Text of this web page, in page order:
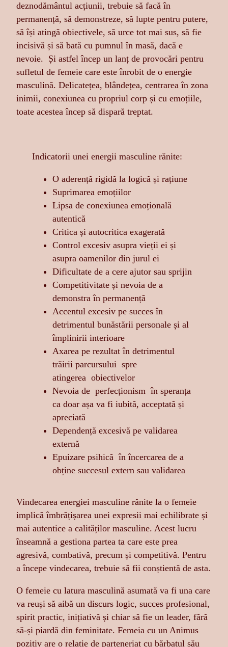
deznodământul acțiunii, trebuie să facă în
permanență, să demonstreze, să lupte pentru putere,
să își atingă obiectivele, să urce tot mai sus, să fie
incisivă și să bată cu pumnul în masă, dacă e
nevoie. Și astfel încep un lanț de provocări pentru
sufletul de femeie care este înrobit de o energie
masculină. Delicatețea, blândețea, centrarea în zona
inimii, conexiunea cu propriul corp și cu emoțiile,
toate acestea încep să dispară treptat.
Indicatorii unei energii masculine rănite:
O aderență rigidă la logică și rațiune
Suprimarea emoțiilor
Lipsa de conexiunea emoțională
autentică
Critica și autocritica exagerată
Control excesiv asupra vieții ei și
asupra oamenilor din jurul ei
Dificultate de a cere ajutor sau sprijin
Competitivitate și nevoia de a
demonstra în permanență
Accentul excesiv pe succes în
detrimentul bunăstării personale și al
împlinirii interioare
Axarea pe rezultat în detrimentul
trăirii parcursului spre
atingerea obiectivelor
Nevoia de perfecționism în speranța
ca doar așa va fi iubită, acceptată și
apreciată
Dependență excesivă pe validarea
externă
Epuizare psihică în încercarea de a
obține succesul extern sau validarea
Vindecarea energiei masculine rănite la o femeie
implică îmbrățișarea unei expresii mai echilibrate și
mai autentice a calităților masculine. Acest lucru
înseamnă a gestiona partea ta care este prea
agresivă, combativă, precum și competitivă. Pentru
a începe vindecarea, trebuie să fii conștientă de asta.
O femeie cu latura masculină asumată va fi una care
va reuși să aibă un discurs logic, succes profesional,
spirit practic, inițiativă și chiar să fie un leader, fără
să-și piardă din feminitate. Femeia cu un Animus
pozitiv are o relație de parteneriat cu bărbatul său